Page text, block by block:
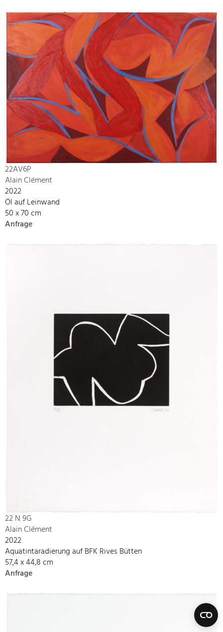
22AV6P
Alain Clément
2022
Öl auf Leinwand
50 x 70 cm
Anfrage
22 N 9G
Alain Clément
2022
Aquatintaradierung auf BFK Rives Bütten
57,4 x 44,8 cm
Anfrage